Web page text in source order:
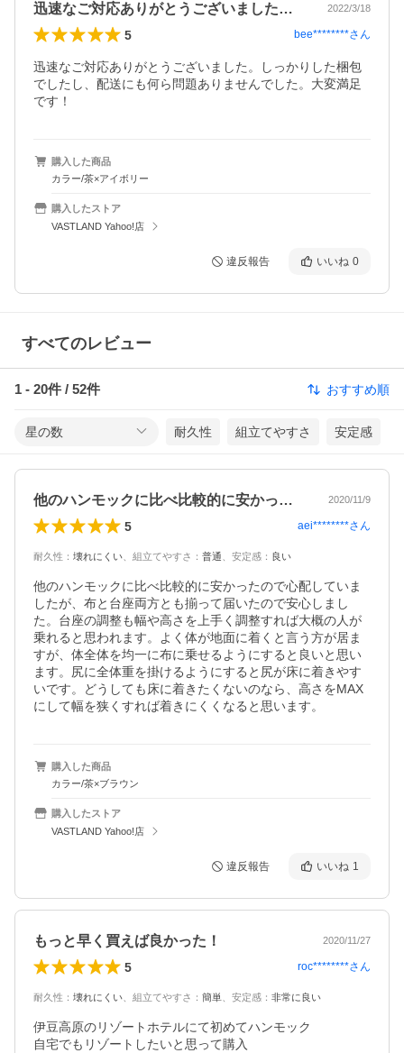
迅速なご対応ありがとうございました。し… 2022/3/18
5 bee********さん
迅速なご対応ありがとうございました。しっかりした梱包
でしたし、配送にも何ら問題ありませんでした。大変満足
です！
購入した商品
カラー/茶×アイボリー
購入したストア
VASTLAND Yahoo!店
違反報告 いいね 0
すべてのレビュー
1 - 20件 / 52件 おすすめ順
星の数 耐久性 組立てやすさ 安定感
他のハンモックに比べ比較的に安かったの… 2020/11/9
5 aei********さん
耐久性 ： 壊れにくい 組立てやすさ ： 普通 安定感 ： 良い
他のハンモックに比べ比較的に安かったので心配していま
したが、布と台座両方とも揃って届いたので安心しまし
た。台座の調整も幅や高さを上手く調整すれば大概の人が
乗れると思われます。よく体が地面に着くと言う方が居ま
すが、体全体を均一に布に乗せるようにすると良いと思い
ます。尻に全体重を掛けるようにすると尻が床に着きやす
いです。どうしても床に着きたくないのなら、高さをMAX
にして幅を狭くすれば着きにくくなると思います。
購入した商品
カラー/茶×ブラウン
購入したストア
VASTLAND Yahoo!店
違反報告 いいね 1
もっと早く買えば良かった！ 2020/11/27
5 roc********さん
耐久性 ： 壊れにくい 組立てやすさ ： 簡単 安定感 ： 非常に良い
伊豆高原のリゾートホテルにて初めてハンモック
自宅でもリゾートしたいと思って購入